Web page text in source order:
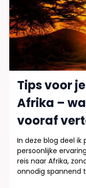
Tips voor
Afrika –
vooraf
In deze blog deel
persoonlijke
reis naar Afrika,
onnodig spannend